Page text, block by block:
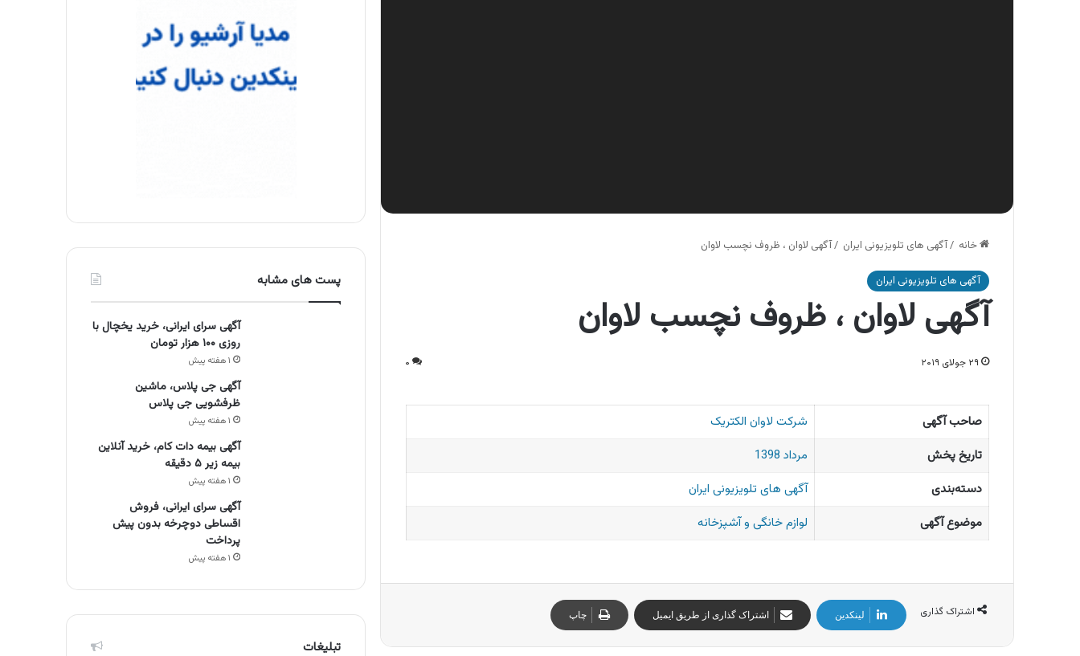
خانه /آگهی های تلویزیونی ایران /آگهی لاوان ، ظروف نچسب لاوان
آگهی های تلویزیونی ایران
آگهی لاوان ، ظروف نچسب لاوان
۲۹ جولای ۲۰۱۹ ۰
صاحب آگهی
شرکت لاوان الکتریک
تاریخ پخش
مرداد 1398
دسته‌بندی
آگهی های تلویزیونی ایران
موضوع آگهی
لوازم خانگی و آشپزخانه
اشتراک گذاری لینکدین اشتراک گذاری از طریق ایمیل چاپ
پست های مشابه
آگهی سرای ایرانی، خرید یخچال با
روزی ۱۰۰ هزار تومان
۱ هفته پیش
آگهی جی پلاس، ماشین
ظرفشویی جی پلاس
۱ هفته پیش
آگهی بیمه دات کام، خرید آنلاین
بیمه زیر ۵ دقیقه
۱ هفته پیش
آگهی سرای ایرانی، فروش
اقساطی دوچرخه بدون پیش
پرداخت
۱ هفته پیش
تبلیغات